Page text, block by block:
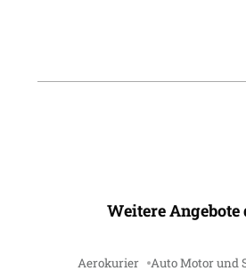
Weitere Angebote
Aerokurier Auto Motor und